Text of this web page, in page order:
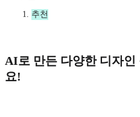
추천
AI로 만든 다양한 디자인
요!